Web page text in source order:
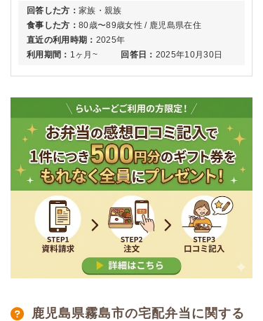
回答した方： 家族・親族
食事した方： 80歳〜89歳女性 / 鹿児島県在住
直近の利用時期： 2025年
利用期間： 1ヶ月~ 回答日： 2025年10月30日
鹿児島県霧島市の宅配弁当に関する